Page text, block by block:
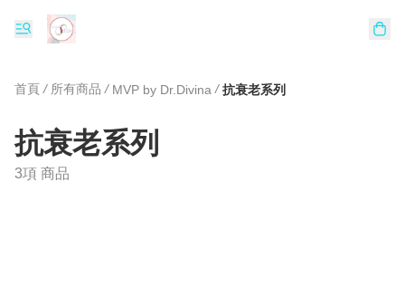
首頁 / 所有商品 / MVP by Dr.Divina / 抗衰老系列
抗衰老系列
3項 商品